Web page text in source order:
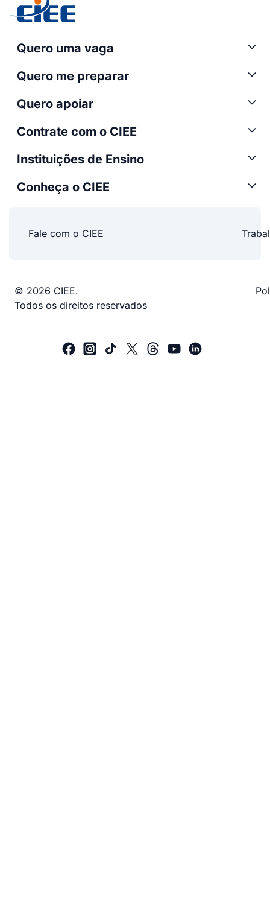
Quero uma vaga
Quero me preparar
Quero apoiar
Contrate com o CIEE
Instituições de Ensino
Conheça o CIEE
Fale com o CIEE
© 2026 CIEE.
Todos os direitos reservados